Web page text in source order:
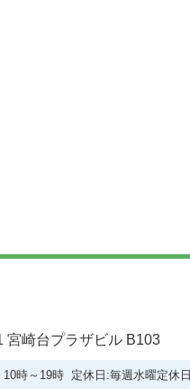
宮崎台プラザビル B103
10時～19時 定休日:毎週水曜定休日